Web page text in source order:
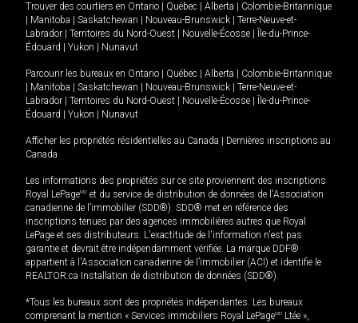
Trouver des courtiers en Ontario Québec Alberta
Colombie-Britannique
Manitoba Saskatchewan Nouveau-Brunswick
Terre-Neuve-et-
Labrador
Territoires du Nord-Ouest Nouvelle-Écosse
Île-du-Prince-
Édouard
Yukon Nunavut
Parcourir les bureaux en Ontario Québec Alberta
Colombie-Britannique
Manitoba Saskatchewan Nouveau-Brunswick
Terre-Neuve-et-
Labrador
Territoires du Nord-Ouest Nouvelle-Écosse
Île-du-Prince-
Édouard
Yukon Nunavut
Afficher les propriétés résidentielles au Canada
Dernières inscriptions au
Canada
Les informations des propriétés sur ce site proviennent des inscriptions
Royal LePageMD et du service de distribution de données de l'Association
canadienne de l’immobilier (SDD®). SDD® met en référence des
inscriptions tenues par des agences immobilières autres que Royal
LePage et ses distributeurs. L'exactitude de l'information n'est pas
garantie et devrait être indépendamment vérifiée. La marque DDF®
appartient à l'Association canadienne de l’immobilier (ACI) et identifie le
REALTOR.ca Installation de distribution de données (SDD®).
*Tous les bureaux sont des propriétés indépendantes. Les bureaux
comprenant la mention « Services immobiliers Royal LePageMD Ltée »,